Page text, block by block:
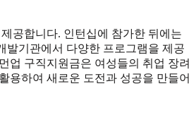
공합니다. 인턴십에 참가한 뒤에는
발기관에서 다양한 프로그램을 제공
업 구직지원금은 여성들의 취업 장려
용하여 새로운 도전과 성공을 만들어